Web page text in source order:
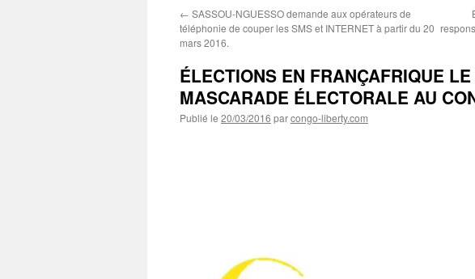
← SASSOU-NGUESSO demande aux opérateurs de
téléphonie de couper les SMS et INTERNET à partir du 20
mars 2016.
ÉLECTIONS EN FRANÇAFRIQUE
MASCARADE ÉLECTORALE AU
Publié le 20/03/2016 parcongo-liberty.com